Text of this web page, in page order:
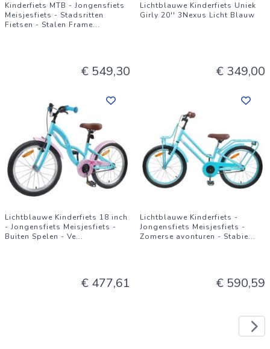
Kinderfiets MTB - Jongensfiets
Meisjesfiets - Stadsritten
Fietsen - Stalen Frame...
€ 549,30
Lichtblauwe Kinderfiets Uniek
Girly 20'' 3Nexus Licht Blauw
€ 349,00
Lichtblauwe Kinderfiets 18 inch
- Jongensfiets Meisjesfiets -
Buiten Spelen - Ve...
€ 477,61
Lichtblauwe Kinderfiets -
Jongensfiets Meisjesfiets -
Zomerse avonturen - Stabie...
€ 590,59